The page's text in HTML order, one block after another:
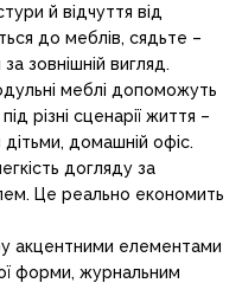
й відчуття від
до меблів, сядьте –
зовнішній вигляд.
меблі допоможуть
різні сценарії життя –
домашній офіс.
догляду за
Це реально економить
акцентними елементами
форми, журнальним